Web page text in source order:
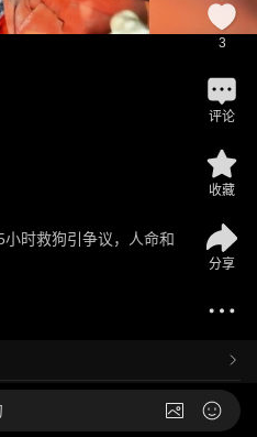
时救狗引争议，人命和
3
评论
收藏
分享